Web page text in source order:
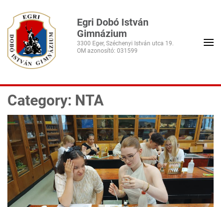
Egri Dobó István
Gimnázium
3300 Eger, Széchenyi István utca 19.
Category: NTA